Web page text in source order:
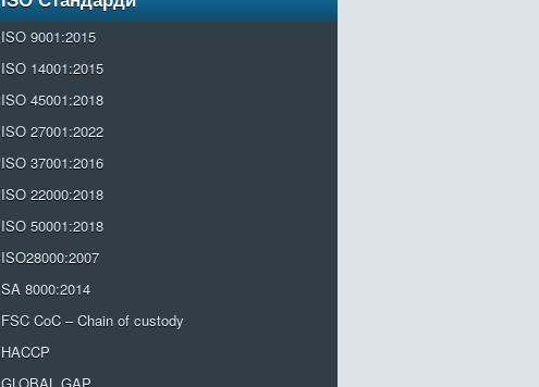
ISO 9001:2015
ISO 14001:2015
ISO 45001:2018
ISO 27001:2022
ISO 37001:2016
ISO 22000:2018
ISO 50001:2018
ISO28000:2007
SA 8000:2014
FSC CoC – Chain of custody
HACCP